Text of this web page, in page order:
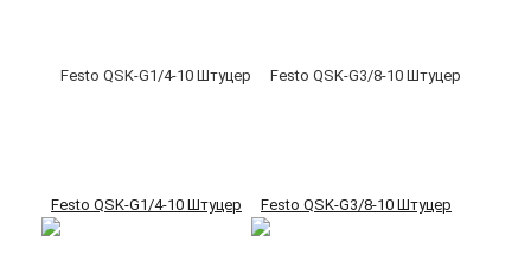
Festo QSK-G1/4-10 Штуцер Festo QSK-G3/8-10 Штуцер